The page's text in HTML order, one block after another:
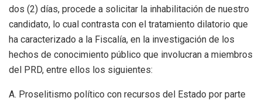
dos (2) días, procede a solicitar la inhabilitación de nuestro
candidato, lo cual contrasta con el tratamiento dilatorio que
ha caracterizado a la Fiscalía, en la investigación de los
hechos de conocimiento público que involucran a miembros
del PRD, entre ellos los siguientes:
A. Proselitismo político con recursos del Estado por parte